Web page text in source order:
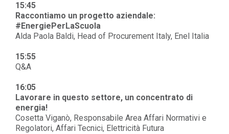
15:45
Raccontiamo un progetto aziendale:
#EnergiePerLaScuola
Alda Paola Baldi, Head of Procurement Italy, Enel Italia
15:55
Q&A
16:05
Lavorare in questo settore, un concentrato di
energia!
Cosetta Viganò, Responsabile Area Affari Normativi e
Regolatori, Affari Tecnici, Elettricità Futura